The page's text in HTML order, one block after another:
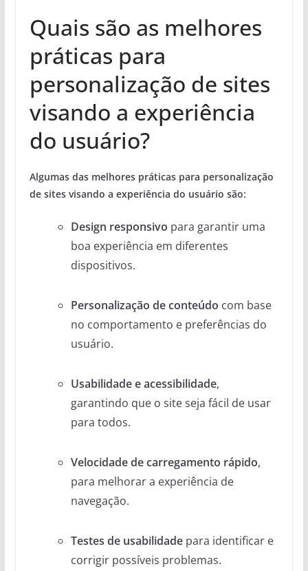
Quais são as melhores
práticas para
personalização de sites
visando a experiência
do usuário?
Algumas das melhores práticas para personalização
de sites visando a experiência do usuário são:
Design responsivo para garantir uma
boa experiência em diferentes
dispositivos.
Personalização de conteúdo com base
no comportamento e preferências do
usuário.
Usabilidade e acessibilidade,
garantindo que o site seja fácil de usar
para todos.
Velocidade de carregamento rápido,
para melhorar a experiência de
navegação.
Testes de usabilidadepara identificar e
corrigir possíveis problemas.